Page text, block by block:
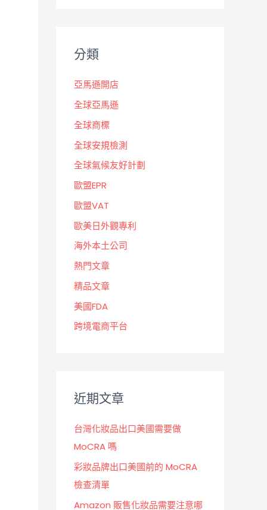
分類
亞馬遜開店
全球亞馬遜
全球商標
全球安規檢測
全球氣候友好計劃
歐盟EPR
歐盟VAT
歐美日外觀專利
海外本土公司
熱門文章
精品文章
美國FDA
跨境電商平台
近期文章
台灣化妝品出口美國需要做
MoCRA 嗎
彩妝品牌出口美國前的 MoCRA
檢查清單
Amazon 販售化妝品需要注意哪